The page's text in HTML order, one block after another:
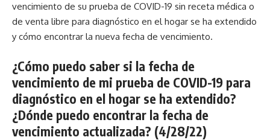
vencimiento de su prueba de COVID-19 sin receta médica o
de venta libre para diagnóstico en el hogar se ha extendido
y cómo encontrar la nueva fecha de vencimiento.
¿Cómo puedo saber si la fecha de
vencimiento de mi prueba de COVID-19 para
diagnóstico en el hogar se ha extendido?
¿Dónde puedo encontrar la fecha de
vencimiento actualizada? (4/28/22)